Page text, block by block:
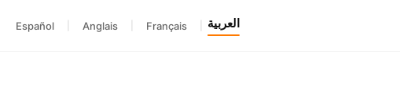
العربية Français
Anglais
Español